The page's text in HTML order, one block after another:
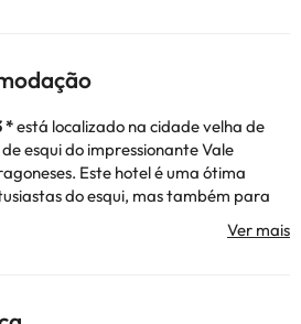
*está localizado na cidade velha de
esqui do impressionante Vale
Este hotel é uma ótima
do esqui, mas também para
longe dos centros turísticos
zona ajardinada e ligação Wi-